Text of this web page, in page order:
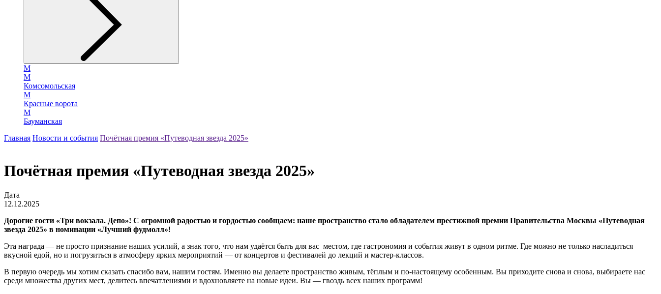
М
М
Комсомольская
М
Красные ворота
М
Бауманская
Главная Новости и события Почётная премия «Путеводная звезда 2025»
Почётная премия «Путеводная звезда 2025»
Дата
12.12.2025
Дорогие гости «Три вокзала. Депо»! С огромной радостью и гордостью сообщаем: наше пространство стало обладателем престижной премии Правительства Москвы «Путеводная
звезда 2025» в номинации «Лучший фудмолл»!
Эта награда — не просто признание наших усилий, а знак того, что нам удаётся быть для вас местом, где гастрономия и события живут в одном ритме. Где можно не только насладиться
вкусной едой, но и погрузиться в атмосферу ярких мероприятий — от концертов и фестивалей до лекций и мастер‑классов.
В первую очередь мы хотим сказать спасибо вам, нашим гостям. Именно вы делаете пространство живым, тёплым и по‑настоящему особенным. Вы приходите снова и снова, выбираете нас
среди множества других мест, делитесь впечатлениями и вдохновляете на новые идеи. Вы — гвоздь всех наших программ!